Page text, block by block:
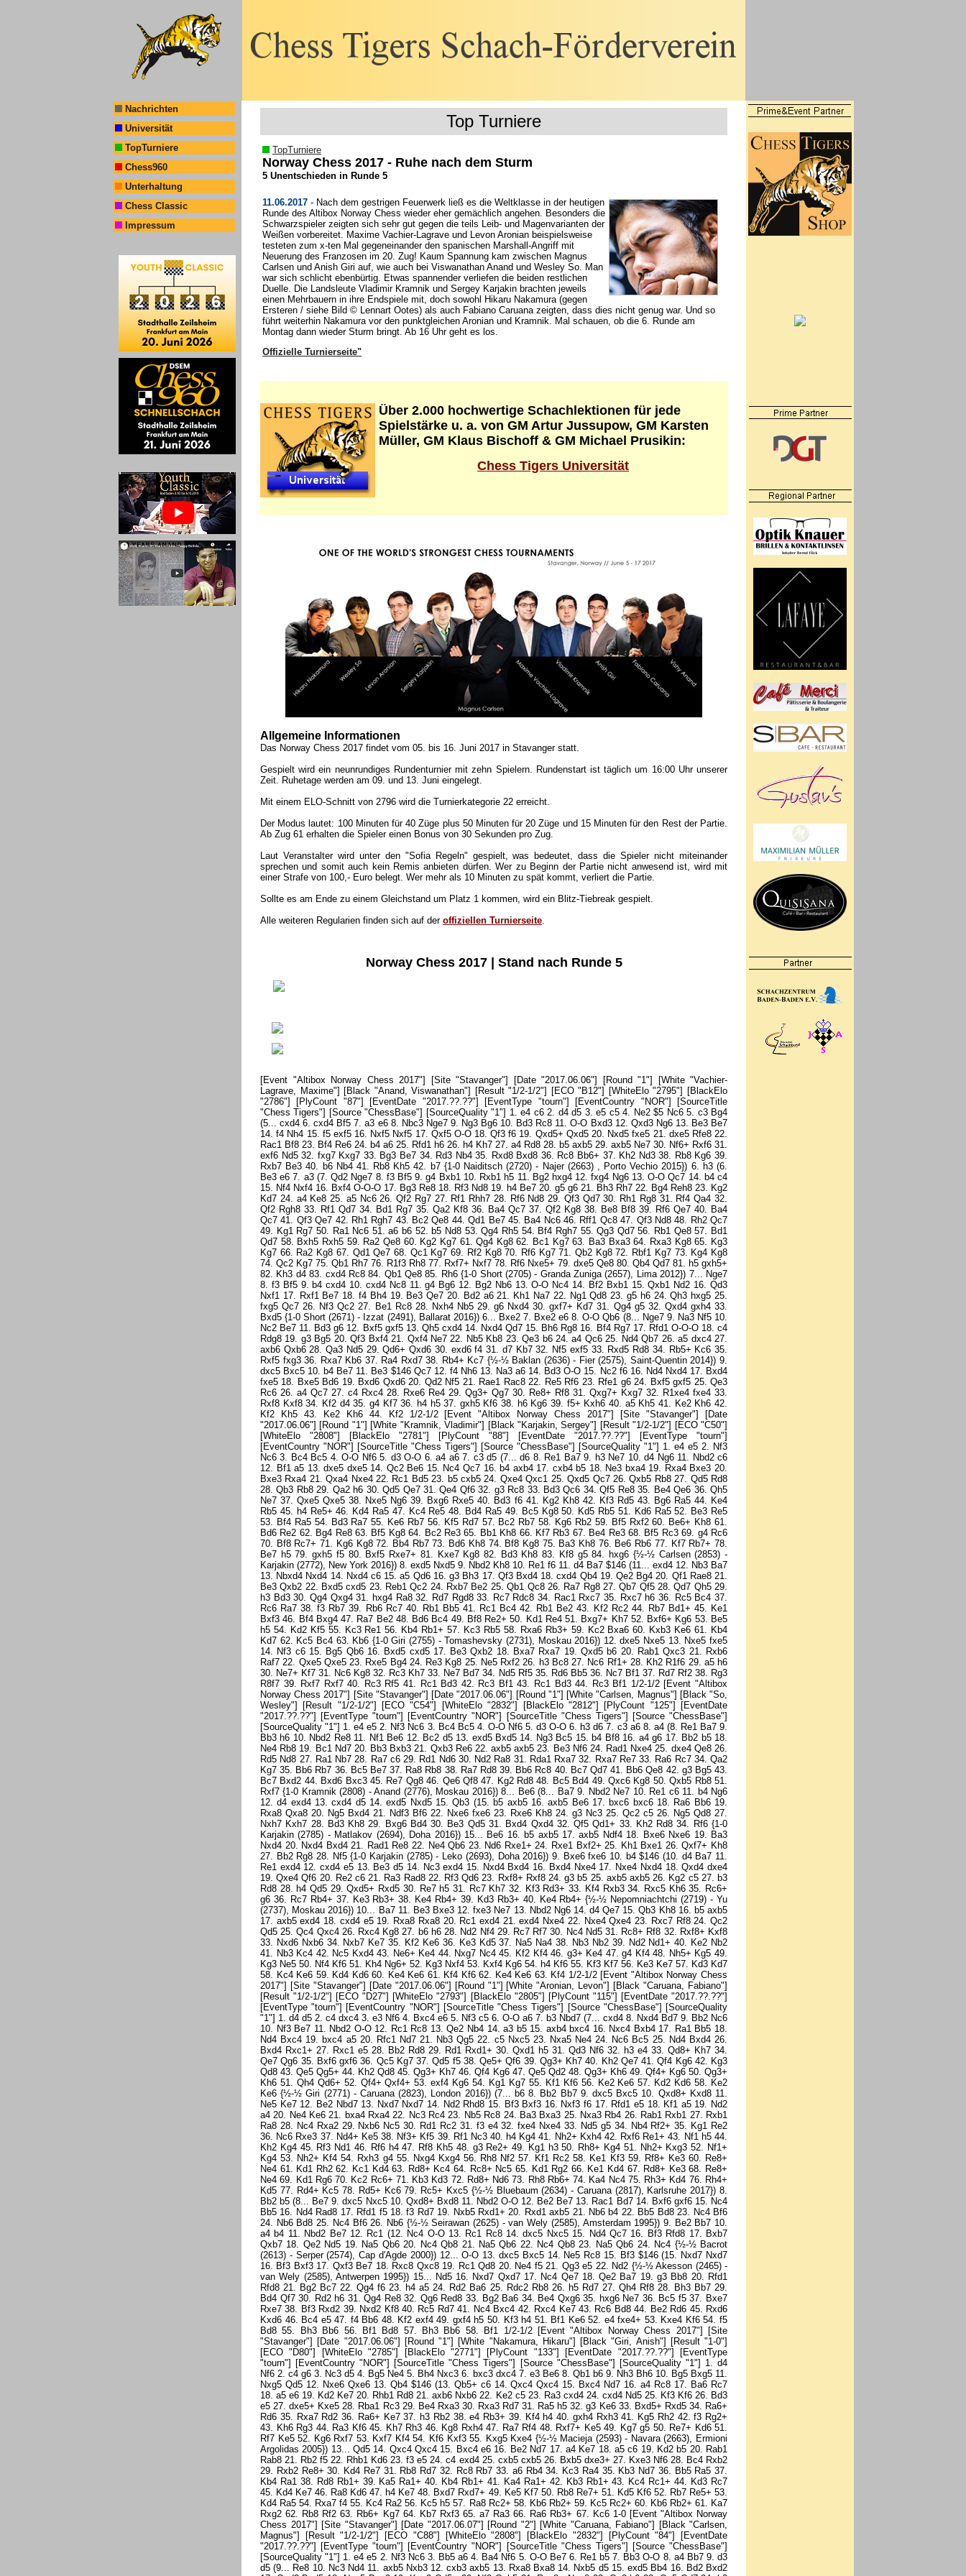
Nachrichten
Universität
TopTurniere
Chess960
Unterhaltung
Chess Classic
Impressum
Top Turniere
TopTurniere
Norway Chess 2017 - Ruhe nach dem Sturm
5 Unentschieden in Runde 5
11.06.2017 - Nach dem gestrigen Feuerwerk ließ es die Weltklasse in der heutigen
Runde des Altibox Norway Chess wieder eher gemächlich angehen. Besonders die
Schwarzspieler zeigten sich sehr gut gegen die teils Leib- und Magenvarianten der
Weißen vorbereitet. Maxime Vachier-Lagrave und Levon Aronian beispielsweise
testeten zum x-ten Mal gegeneinander den spanischen Marshall-Angriff mit
Neuerung des Franzosen im 20. Zug! Kaum Spannung kam zwischen Magnus
Carlsen und Anish Giri auf, wie auch bei Viswanathan Anand und Wesley So. Man
war sich schlicht ebenbürtig. Etwas spannender verliefen die beiden restlichen
Duelle. Die Landsleute Vladimir Kramnik und Sergey Karjakin brachten jeweils
einen Mehrbauern in ihre Endspiele mit, doch sowohl Hikaru Nakamura (gegen
Ersteren / siehe Bild © Lennart Ootes) als auch Fabiano Caruana zeigten, dass dies nicht genug war. Und so
führt weiterhin Nakamura vor den punktgleichen Aronian und Kramnik. Mal schauen, ob die 6. Runde am
Montag dann wieder Sturm bringt. Ab 16 Uhr geht es los.
Offizielle Turnierseite"
Über 2.000 hochwertige Schachlektionen für jede
Spielstärke u. a. von GM Artur Jussupow, GM Karsten
Müller, GM Klaus Bischoff & GM Michael Prusikin:
Chess Tigers Universität
Allgemeine Informationen
Das Norway Chess 2017 findet vom 05. bis 16. Juni 2017 in Stavanger statt.
Gespielt wird ein neunrundiges Rundenturnier mit zehn Spielern. Rundenstart ist täglich um 16:00 Uhr unserer
Zeit. Ruhetage werden am 09. und 13. Juni eingelegt.
Mit einem ELO-Schnitt von 2796 wird die Turnierkategorie 22 erreicht.
Der Modus lautet: 100 Minuten für 40 Züge plus 50 Minuten für 20 Züge und 15 Minuten für den Rest der Partie.
Ab Zug 61 erhalten die Spieler einen Bonus von 30 Sekunden pro Zug.
Laut Veranstalter wird unter den "Sofia Regeln" gespielt, was bedeutet, dass die Spieler nicht miteinander
sprechen und somit auch kein Remis anbieten dürfen. Wer zu Beginn der Partie nicht anwesend ist, wird mit
einer Strafe von 100,- Euro belegt. Wer mehr als 10 Minuten zu spät kommt, verliert die Partie.
Sollte es am Ende zu einem Gleichstand um Platz 1 kommen, wird ein Blitz-Tiebreak gespielt.
Alle weiteren Regularien finden sich auf der offiziellen Turnierseite
Norway Chess 2017 | Stand nach Runde 5
[Event "Altibox Norway Chess 2017"] [Site "Stavanger"] [Date "2017.06.06"] [Round "1"] [White "Vachier-Lagrave, Maxime"] [Black "Anand, Viswanathan"] [Result "1/2-1/2"] [ECO "B12"] [WhiteElo "2795"] [BlackElo "2786"] [PlyCount "87"] [EventDate "2017.??.??"] [EventType "tourn"] [EventCountry "NOR"] [SourceTitle "Chess Tigers"] [Source "ChessBase"] [SourceQuality "1"] 1. e4 c6 2. d4 d5 3. e5 c5 4. Ne2 $5 Nc6 5. c3 Bg4 (5... cxd4 6. cxd4 Bf5 7. a3 e6 8. Nbc3 Nge7 9. Ng3 Bg6 10. Bd3 Rc8 11. O-O Bxd3 12. Qxd3 Ng6 13. Be3 Be7 14. f4 Nh4 15. f5 exf5 16. Nxf5 Nxf5 17. Qxf5 O-O 18. Qf3 f6 19. Qxd5+ Qxd5 20. Nxd5 fxe5 21. dxe5 Rfe8 22. Rac1 Bf8 23. Bf4 Re6 24. b4 a6 25. Rfd1 h6 26. h4 Kh7 27. a4 Rd8 28. b5 axb5 29. axb5 Ne7 30. Nf6+ Rxf6 31. exf6 Nd5 32. fxg7 Kxg7 33. Bg3 Be7 34. Rd3 Nb4 35. Rxd8 Bxd8 36. Rc8 Bb6+ 37. Kh2 Nd3 38. Rb8 Kg6 39. Rxb7 Be3 40. b6 Nb4 41. Rb8 Kh5 42. b7 {1-0 Naiditsch (2720) - Najer (2663) , Porto Vechio 2015}) 6. h3 (6. Be3 e6 7. a3 (7. Qd2 Nge7 8. f3 Bf5 9. g4 Bxb1 10. Rxb1 h5 11. Bg2 hxg4 12. fxg4 Ng6 13. O-O Qc7 14. b4 c4 15. Nf4 Nxf4 16. Bxf4 O-O-O 17. Bg3 Re8 18. Rf3 Nd8 19. h4 Be7 20. g5 g6 21. Bh3 Rh7 22. Bg4 Reh8 23. Kg2 Kd7 24. a4 Ke8 25. a5 Nc6 26. Qf2 Rg7 27. Rf1 Rhh7 28. Rf6 Nd8 29. Qf3 Qd7 30. Rh1 Rg8 31. Rf4 Qa4 32. Qf2 Rgh8 33. Rf1 Qd7 34. Bd1 Rg7 35. Qa2 Kf8 36. Ba4 Qc7 37. Qf2 Kg8 38. Be8 Bf8 39. Rf6 Qe7 40. Ba4 Qc7 41. Qf3 Qe7 42. Rh1 Rgh7 43. Bc2 Qe8 44. Qd1 Be7 45. Ba4 Nc6 46. Rff1 Qc8 47. Qf3 Nd8 48. Rh2 Qc7 49. Kg1 Rg7 50. Ra1 Nc6 51. a6 b6 52. b5 Nd8 53. Qg4 Rh5 54. Bf4 Rgh7 55. Qg3 Qd7 56. Rb1 Qe8 57. Bd1 Qd7 58. Bxh5 Rxh5 59. Ra2 Qe8 60. Kg2 Kg7 61. Qg4 Kg8 62. Bc1 Kg7 63. Ba3 Bxa3 64. Rxa3 Kg8 65. Kg3 Kg7 66. Ra2 Kg8 67. Qd1 Qe7 68. Qc1 Kg7 69. Rf2 Kg8 70. Rf6 Kg7 71. Qb2 Kg8 72. Rbf1 Kg7 73. Kg4 Kg8 74. Qc2 Kg7 75. Qb1 Rh7 76. R1f3 Rh8 77. Rxf7+ Nxf7 78. Rf6 Nxe5+ 79. dxe5 Qe8 80. Qb4 Qd7 81. h5 gxh5+ 82. Kh3 d4 83. cxd4 Rc8 84. Qb1 Qe8 85. Rh6 {1-0 Short (2705) - Granda Zuniga (2657), Lima 2012}) 7... Nge7 8. f3 Bf5 9. b4 cxd4 10. cxd4 Nc8 11. g4 Bg6 12. Bg2 Nb6 13. O-O Nc4 14. Bf2 Bxb1 15. Qxb1 Nd2 16. Qd3 Nxf1 17. Rxf1 Be7 18. f4 Bh4 19. Be3 Qe7 20. Bd2 a6 21. Kh1 Na7 22. Ng1 Qd8 23. g5 h6 24. Qh3 hxg5 25. fxg5 Qc7 26. Nf3 Qc2 27. Be1 Rc8 28. Nxh4 Nb5 29. g6 Nxd4 30. gxf7+ Kd7 31. Qg4 g5 32. Qxd4 gxh4 33. Bxd5 {1-0 Short (2671) - Izzat (2491), Ballarat 2016}) 6... Bxe2 7. Bxe2 e6 8. O-O Qb6 (8... Nge7 9. Na3 Nf5 10. Nc2 Be7 11. Bd3 g6 12. Bxf5 gxf5 13. Qh5 cxd4 14. Nxd4 Qd7 15. Bh6 Rg8 16. Bf4 Rg7 17. Rfd1 O-O-O 18. c4 Rdg8 19. g3 Bg5 20. Qf3 Bxf4 21. Qxf4 Ne7 22. Nb5 Kb8 23. Qe3 b6 24. a4 Qc6 25. Nd4 Qb7 26. a5 dxc4 27. axb6 Qxb6 28. Qa3 Nd5 29. Qd6+ Qxd6 30. exd6 f4 31. d7 Kb7 32. Nf5 exf5 33. Rxd5 Rd8 34. Rb5+ Kc6 35. Rxf5 fxg3 36. Rxa7 Kb6 37. Ra4 Rxd7 38. Rb4+ Kc7 {½-½ Baklan (2636) - Fier (2575), Saint-Quentin 2014}) 9. dxc5 Bxc5 10. b4 Be7 11. Be3 $146 Qc7 12. f4 Nh6 13. Na3 a6 14. Bd3 O-O 15. Nc2 f6 16. Nd4 Nxd4 17. Bxd4 fxe5 18. Bxe5 Bd6 19. Bxd6 Qxd6 20. Qd2 Nf5 21. Rae1 Rac8 22. Re5 Rf6 23. Rfe1 g6 24. Bxf5 gxf5 25. Qe3 Rc6 26. a4 Qc7 27. c4 Rxc4 28. Rxe6 Re4 29. Qg3+ Qg7 30. Re8+ Rf8 31. Qxg7+ Kxg7 32. R1xe4 fxe4 33. Rxf8 Kxf8 34. Kf2 d4 35. g4 Kf7 36. h4 h5 37. gxh5 Kf6 38. h6 Kg6 39. f5+ Kxh6 40. a5 Kh5 41. Ke2 Kh6 42. Kf2 Kh5 43. Ke2 Kh6 44. Kf2 1/2-1/2 [Event "Altibox Norway Chess 2017"] [Site "Stavanger"] [Date "2017.06.06"] [Round "1"] [White "Kramnik, Vladimir"] [Black "Karjakin, Sergey"] [Result "1/2-1/2"] [ECO "C50"] [WhiteElo "2808"] [BlackElo "2781"] [PlyCount "88"] [EventDate "2017.??.??"] [EventType "tourn"] [EventCountry "NOR"] [SourceTitle "Chess Tigers"] [Source "ChessBase"] [SourceQuality "1"] 1. e4 e5 2. Nf3 Nc6 3. Bc4 Bc5 4. O-O Nf6 5. d3 O-O 6. a4 a6 7. c3 d5 (7... d6 8. Re1 Ba7 9. h3 Ne7 10. d4 Ng6 11. Nbd2 c6 12. Bf1 a5 13. dxe5 dxe5 14. Qc2 Be6 15. Nc4 Qc7 16. b4 axb4 17. cxb4 b5 18. Ne3 bxa4 19. Rxa4 Bxe3 20. Bxe3 Rxa4 21. Qxa4 Nxe4 22. Rc1 Bd5 23. b5 cxb5 24. Qxe4 Qxc1 25. Qxd5 Qc7 26. Qxb5 Rb8 27. Qd5 Rd8 28. Qb3 Rb8 29. Qa2 h6 30. Qd5 Qe7 31. Qe4 Qf6 32. g3 Rc8 33. Bd3 Qc6 34. Qf5 Re8 35. Be4 Qe6 36. Qh5 Ne7 37. Qxe5 Qxe5 38. Nxe5 Ng6 39. Bxg6 Rxe5 40. Bd3 f6 41. Kg2 Kh8 42. Kf3 Rd5 43. Bg6 Ra5 44. Ke4 Rb5 45. h4 Re5+ 46. Kd4 Ra5 47. Kc4 Re5 48. Bd4 Ra5 49. Bc5 Kg8 50. Kd5 Rb5 51. Kd6 Ra5 52. Be3 Re5 53. Bf4 Ra5 54. Bd3 Ra7 55. Ke6 Rb7 56. Kf5 Rd7 57. Bc2 Rb7 58. Kg6 Rb2 59. Bf5 Rxf2 60. Be6+ Kh8 61. Bd6 Re2 62. Bg4 Re8 63. Bf5 Kg8 64. Bc2 Re3 65. Bb1 Kh8 66. Kf7 Rb3 67. Be4 Re3 68. Bf5 Rc3 69. g4 Rc6 70. Bf8 Rc7+ 71. Kg6 Kg8 72. Bb4 Rb7 73. Bd6 Kh8 74. Bf8 Kg8 75. Ba3 Kh8 76. Be6 Rb6 77. Kf7 Rb7+ 78. Be7 h5 79. gxh5 f5 80. Bxf5 Rxe7+ 81. Kxe7 Kg8 82. Bd3 Kh8 83. Kf8 g5 84. hxg6 {½-½ Carlsen (2853) - Karjakin (2772), New York 2016}) 8. exd5 Nxd5 9. Nbd2 Kh8 10. Re1 f6 11. d4 Ba7 $146 (11... exd4 12. Nb3 Ba7 13. Nbxd4 Nxd4 14. Nxd4 c6 15. a5 Qd6 16. g3 Bh3 17. Qf3 Bxd4 18. cxd4 Qb4 19. Qe2 Bg4 20. Qf1 Rae8 21. Be3 Qxb2 22. Bxd5 cxd5 23. Reb1 Qc2 24. Rxb7 Be2 25. Qb1 Qc8 26. Ra7 Rg8 27. Qb7 Qf5 28. Qd7 Qh5 29. h3 Bd3 30. Qg4 Qxg4 31. hxg4 Ra8 32. Rd7 Rgd8 33. Rc7 Rdc8 34. Rac1 Rxc7 35. Rxc7 h6 36. Rc5 Bc4 37. Rc6 Ra7 38. f3 Rb7 39. Rb6 Rc7 40. Rb1 Bb5 41. Rc1 Bc4 42. Rb1 Be2 43. Kf2 Rc2 44. Rb7 Bd1+ 45. Ke1 Bxf3 46. Bf4 Bxg4 47. Ra7 Be2 48. Bd6 Bc4 49. Bf8 Re2+ 50. Kd1 Re4 51. Bxg7+ Kh7 52. Bxf6+ Kg6 53. Be5 h5 54. Kd2 Kf5 55. Kc3 Re1 56. Kb4 Rb1+ 57. Kc3 Rb5 58. Rxa6 Rb3+ 59. Kc2 Bxa6 60. Kxb3 Ke6 61. Kb4 Kd7 62. Kc5 Bc4 63. Kb6 {1-0 Giri (2755) - Tomashevsky (2731), Moskau 2016}) 12. dxe5 Nxe5 13. Nxe5 fxe5 14. Nf3 c6 15. Bg5 Qb6 16. Bxd5 cxd5 17. Be3 Qxb2 18. Bxa7 Rxa7 19. Qxd5 b6 20. Rab1 Qxc3 21. Rxb6 Raf7 22. Qxe5 Qxe5 23. Rxe5 Bg4 24. Re3 Kg8 25. Ne5 Rxf2 26. h3 Bc8 27. Nc6 Rf1+ 28. Kh2 R1f6 29. a5 h6 30. Ne7+ Kf7 31. Nc6 Kg8 32. Rc3 Kh7 33. Ne7 Bd7 34. Nd5 Rf5 35. Rd6 Bb5 36. Nc7 Bf1 37. Rd7 Rf2 38. Rg3 R8f7 39. Rxf7 Rxf7 40. Rc3 Rf5 41. Rc1 Bd3 42. Rc3 Bf1 43. Rc1 Bd3 44. Rc3 Bf1 1/2-1/2 [Event "Altibox Norway Chess 2017"] [Site "Stavanger"] [Date "2017.06.06"] [Round "1"] [White "Carlsen, Magnus"] [Black "So, Wesley"] [Result "1/2-1/2"] [ECO "C54"] [WhiteElo "2832"] [BlackElo "2812"] [PlyCount "125"] [EventDate "2017.??.??"] [EventType "tourn"] [EventCountry "NOR"] [SourceTitle "Chess Tigers"] [Source "ChessBase"] [SourceQuality "1"] 1. e4 e5 2. Nf3 Nc6 3. Bc4 Bc5 4. O-O Nf6 5. d3 O-O 6. h3 d6 7. c3 a6 8. a4 (8. Re1 Ba7 9. Bb3 h6 10. Nbd2 Re8 11. Nf1 Be6 12. Bc2 d5 13. exd5 Bxd5 14. Ng3 Bc5 15. b4 Bf8 16. a4 g6 17. Bb2 b5 18. Ne4 Rb8 19. Bc1 Nd7 20. Bb3 Bxb3 21. Qxb3 Re6 22. axb5 axb5 23. Be3 Nf6 24. Rad1 Nxe4 25. dxe4 Qe8 26. Rd5 Nd8 27. Ra1 Nb7 28. Ra7 c6 29. Rd1 Nd6 30. Nd2 Ra8 31. Rda1 Rxa7 32. Rxa7 Re7 33. Ra6 Rc7 34. Qa2 Kg7 35. Bb6 Rb7 36. Bc5 Be7 37. Ra8 Rb8 38. Ra7 Rd8 39. Bb6 Rc8 40. Bc7 Qd7 41. Bb6 Qe8 42. g3 Bg5 43. Bc7 Bxd2 44. Bxd6 Bxc3 45. Re7 Qg8 46. Qe6 Qf8 47. Kg2 Rd8 48. Bc5 Bd4 49. Qxc6 Kg8 50. Qxb5 Rb8 51. Rxf7 {1-0 Kramnik (2808) - Anand (2776), Moskau 2016}) 8... Be6 (8... Ba7 9. Nbd2 Ne7 10. Re1 c6 11. b4 Ng6 12. d4 exd4 13. cxd4 d5 14. exd5 Nxd5 15. Qb3 (15. b5 axb5 16. axb5 Be6 17. bxc6 bxc6 18. Ra6 Bb6 19. Rxa8 Qxa8 20. Ng5 Bxd4 21. Ndf3 Bf6 22. Nxe6 fxe6 23. Rxe6 Kh8 24. g3 Nc3 25. Qc2 c5 26. Ng5 Qd8 27. Nxh7 Kxh7 28. Bd3 Kh8 29. Bxg6 Bd4 30. Be3 Qd5 31. Bxd4 Qxd4 32. Qf5 Qd1+ 33. Kh2 Rd8 34. Rf6 {1-0 Karjakin (2785) - Matlakov (2694), Doha 2016}) 15... Be6 16. b5 axb5 17. axb5 Ndf4 18. Bxe6 Nxe6 19. Ba3 Nxd4 20. Nxd4 Bxd4 21. Rad1 Re8 22. Ne4 Qb6 23. Nd6 Rxe1+ 24. Rxe1 Bxf2+ 25. Kh1 Bxe1 26. Qxf7+ Kh8 27. Bb2 Rg8 28. Nf5 {1-0 Karjakin (2785) - Leko (2693), Doha 2016}) 9. Bxe6 fxe6 10. b4 $146 (10. d4 Ba7 11. Re1 exd4 12. cxd4 e5 13. Be3 d5 14. Nc3 exd4 15. Nxd4 Bxd4 16. Bxd4 Nxe4 17. Nxe4 Nxd4 18. Qxd4 dxe4 19. Qxe4 Qf6 20. Re2 c6 21. Ra3 Rad8 22. Rf3 Qd6 23. Rxf8+ Rxf8 24. g3 b5 25. axb5 axb5 26. Kg2 c5 27. b3 Rd8 28. h4 Qd5 29. Qxd5+ Rxd5 30. Re7 h5 31. Rc7 Kh7 32. Kf3 Rd3+ 33. Kf4 Rxb3 34. Rxc5 Kh6 35. Rc6+ g6 36. Rc7 Rb4+ 37. Ke3 Rb3+ 38. Ke4 Rb4+ 39. Kd3 Rb3+ 40. Ke4 Rb4+ {½-½ Nepomniachtchi (2719) - Yu (2737), Moskau 2016}) 10... Ba7 11. Be3 Bxe3 12. fxe3 Ne7 13. Nbd2 Ng6 14. d4 Qe7 15. Qb3 Kh8 16. b5 axb5 17. axb5 exd4 18. cxd4 e5 19. Rxa8 Rxa8 20. Rc1 exd4 21. exd4 Nxe4 22. Nxe4 Qxe4 23. Rxc7 Rf8 24. Qc2 Qd5 25. Qc4 Qxc4 26. Rxc4 Kg8 27. b6 h6 28. Nd2 Nf4 29. Rc7 Rf7 30. Nc4 Nd5 31. Rc8+ Rf8 32. Rxf8+ Kxf8 33. Nxd6 Nxb6 34. Nxb7 Ke7 35. Kf2 Ke6 36. Ke3 Kd5 37. Na5 Na4 38. Nb3 Nb2 39. Nd2 Nd1+ 40. Ke2 Nb2 41. Nb3 Kc4 42. Nc5 Kxd4 43. Ne6+ Ke4 44. Nxg7 Nc4 45. Kf2 Kf4 46. g3+ Ke4 47. g4 Kf4 48. Nh5+ Kg5 49. Kg3 Ne5 50. Nf4 Kf6 51. Kh4 Ng6+ 52. Kg3 Nxf4 53. Kxf4 Kg6 54. h4 Kf6 55. Kf3 Kf7 56. Ke3 Ke7 57. Kd3 Kd7 58. Kc4 Ke6 59. Kd4 Kd6 60. Ke4 Ke6 61. Kf4 Kf6 62. Ke4 Ke6 63. Kf4 1/2-1/2 [Event "Altibox Norway Chess 2017"] [Site "Stavanger"] [Date "2017.06.06"] [Round "1"] [White "Aronian, Levon"] [Black "Caruana, Fabiano"] [Result "1/2-1/2"] [ECO "D27"] [WhiteElo "2793"] [BlackElo "2805"] [PlyCount "115"] [EventDate "2017.??.??"] [EventType "tourn"] [EventCountry "NOR"] [SourceTitle "Chess Tigers"] [Source "ChessBase"] [SourceQuality "1"] 1. d4 d5 2. c4 dxc4 3. e3 Nf6 4. Bxc4 e6 5. Nf3 c5 6. O-O a6 7. b3 Nbd7 (7... cxd4 8. Nxd4 Bd7 9. Bb2 Nc6 10. Nf3 Be7 11. Nbd2 O-O 12. Rc1 Rc8 13. Qe2 Nb4 14. a3 b5 15. axb4 bxc4 16. Nxc4 Bxb4 17. Ra1 Bb5 18. Nd4 Bxc4 19. bxc4 a5 20. Rfc1 Nd7 21. Nb3 Qg5 22. c5 Nxc5 23. Nxa5 Ne4 24. Nc6 Bc5 25. Nd4 Bxd4 26. Bxd4 Rxc1+ 27. Rxc1 e5 28. Bb2 Rd8 29. Rd1 Rxd1+ 30. Qxd1 h5 31. Qd3 Nf6 32. h3 e4 33. Qd8+ Kh7 34. Qe7 Qg6 35. Bxf6 gxf6 36. Qc5 Kg7 37. Qd5 f5 38. Qe5+ Qf6 39. Qg3+ Kh7 40. Kh2 Qe7 41. Qf4 Kg6 42. Kg3 Qd8 43. Qe5 Qg5+ 44. Kh2 Qd8 45. Qg3+ Kh7 46. Qf4 Kg6 47. Qe5 Qd2 48. Qg3+ Kh6 49. Qf4+ Kg6 50. Qg3+ Kh6 51. Qh4 Qd6+ 52. Qf4+ Qxf4+ 53. exf4 Kg6 54. Kg1 Kg7 55. Kf1 Kf6 56. Ke2 Ke6 57. Kd2 Kd6 58. Ke2 Ke6 {½-½ Giri (2771) - Caruana (2823), London 2016}) (7... b6 8. Bb2 Bb7 9. dxc5 Bxc5 10. Qxd8+ Kxd8 11. Ne5 Ke7 12. Be2 Nbd7 13. Nxd7 Nxd7 14. Nd2 Rhd8 15. Bf3 Bxf3 16. Nxf3 f6 17. Rfd1 e5 18. Kf1 a5 19. Nd2 a4 20. Ne4 Ke6 21. bxa4 Rxa4 22. Nc3 Rc